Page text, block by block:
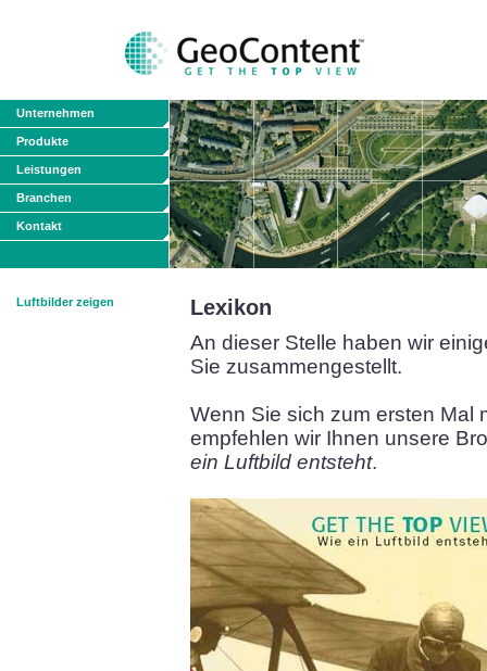
Unternehmen
Produkte
Leistungen
Branchen
Kontakt
Luftbilder zeigen Lexikon
An dieser Stelle haben wir
Sie zusammengestellt.
Wenn Sie sich zum ersten Mal
empfehlen wir Ihnen unsere
ein Luftbild entsteht.